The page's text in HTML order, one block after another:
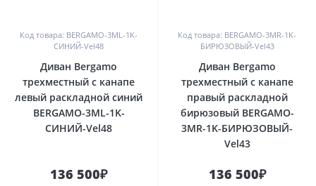
Код товара: BERGAMO-3ML-1K-
СИНИЙ-Vel48
Диван Bergamo
трехместный с канапе
левый раскладной синий
BERGAMO-3ML-1K-
СИНИЙ-Vel48
136 500₽
Код товара: BERGAMO-3MR-1K-
БИРЮЗОВЫЙ-Vel43
Диван Bergamo
трехместный с канапе
правый раскладной
бирюзовый BERGAMO-
3MR-1K-БИРЮЗОВЫЙ-
Vel43
136 500₽